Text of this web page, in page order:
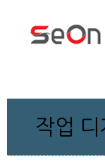
작업 디